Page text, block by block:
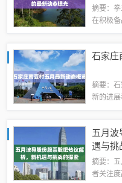
摘要：
在积极
到来的比
石家庄
摘要：
新的进
或媒体
五月波
遇与挑
摘要：
者关注